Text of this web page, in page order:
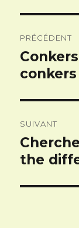
de
l’article
PRÉCÉDENT
Article
précédent :
conkers
SUIVANT
Article
suivant :
the